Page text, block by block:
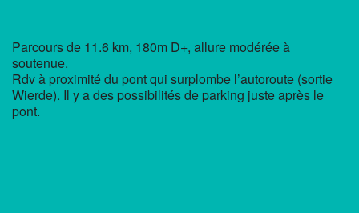
Parcours de 11.6 km, 180m D+, allure modérée à
soutenue.
Rdv à proximité du pont qui surplombe l’autoroute (sortie
Wierde). Il y a des possibilités de parking juste après le
pont.